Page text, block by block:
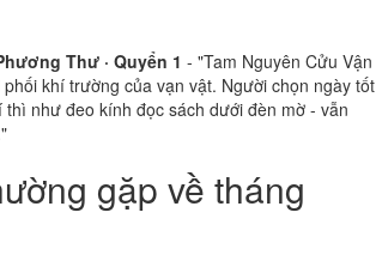
Thư · Quyển 1 - "Tam Nguyên Cửu Vận
khí trường của vạn vật. Người chọn ngày tốt
thì như đeo kính đọc sách dưới đèn mờ - vẫn
gặp về tháng